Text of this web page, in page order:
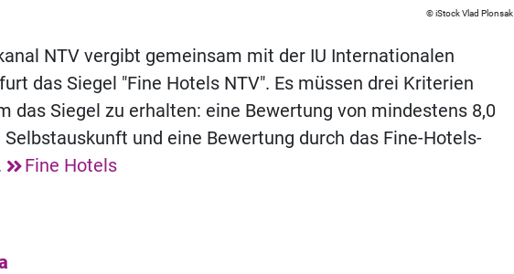
iStock Vlad Plonsak
NTV vergibt gemeinsam mit der IU Internationalen
das Siegel "Fine Hotels NTV". Es müssen drei Kriterien
das Siegel zu erhalten: eine Bewertung von mindestens 8,0
Selbstauskunft und eine Bewertung durch das Fine-Hotels-
Fine Hotels